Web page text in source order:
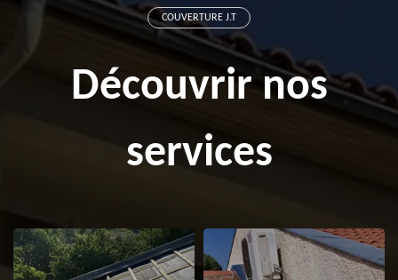
COUVERTURE J.T
Découvrir nos
services